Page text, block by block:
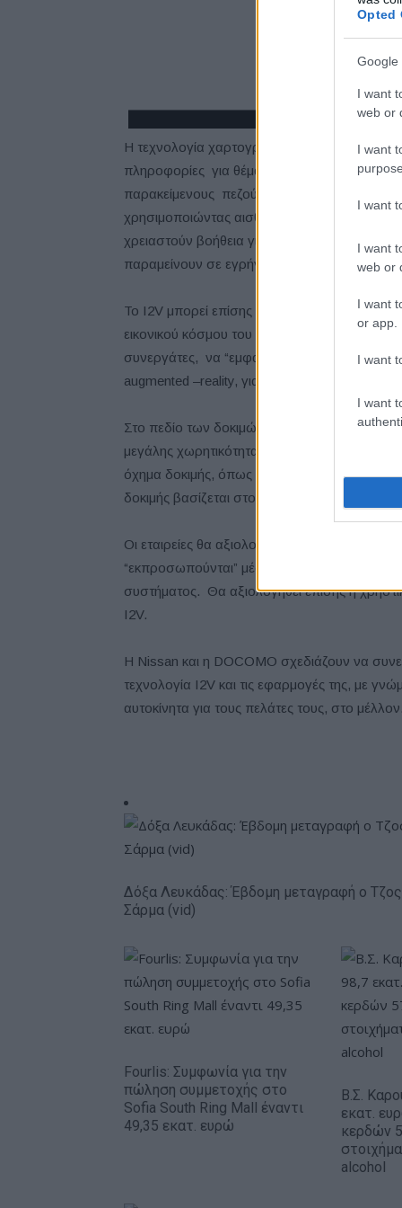
Opted
Google
I want
web or
I want
I want
I want
web or
I want
or app.
I want
I want
Η τεχνολογία χαρτογραφεί ένα εικονικό
πληροφορίες για θέματα όπως οι
παρακείμενους πεζούς. Μπορεί επίσης να
χρησιμοποιώντας αισθητήρες στην καμπίνα,
χρειαστούν βοήθεια για να βρουν κάτι, ή
παραμείνουν σε εγρήγορση.
Το I2V μπορεί επίσης να συνδέσει τους
εικονικού κόσμου του Metaverse. Αυτό δίνει
συνεργάτες, να “εμφανίζονται” μέσα στο
augmented –reality, για την παροχή βοήθειας
Στο πεδίο των δοκιμών, οι εταιρείες
μεγάλης χωρητικότητας και υψηλής
όχημα δοκιμής, όπως και προβολής
δοκιμής βασίζεται στο NV350 της Nissan.
Οι εταιρείες θα αξιολογήσουν τον τρόπο με
“εκπροσωπούνται” μέσω των avatars,
συστήματος. Θα αξιολογηθεί επίσης η
I2V.
Η Nissan και η DOCOMO σχεδιάζουν να
τεχνολογία I2V και τις εφαρμογές της, με
αυτοκίνητα για τους πελάτες τους, στο μέλλον.
Δόξα Λευκάδας: Έβδομη μεταγραφή ο Τζος
Σάρμα (vid)
Fourlis: Συμφωνία για την
πώληση συμμετοχής στο
Sofia South Ring Mall έναντι
49,35 εκατ. ευρώ
Β.Σ.
εκατ.
κερδών
alcohol